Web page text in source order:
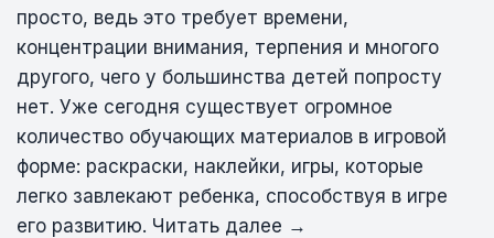
просто, ведь это требует времени,
концентрации внимания, терпения и многого
другого, чего у большинства детей попросту
нет. Уже сегодня существует огромное
количество обучающих материалов в игровой
форме: раскраски, наклейки, игры, которые
легко завлекают ребенка, способствуя в игре
его развитию. Читать далее →